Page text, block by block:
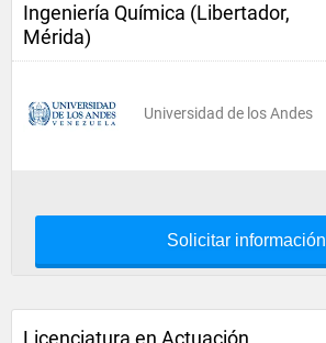
Ingeniería Química (Libertador,
Mérida)
Universidad de los Andes
Solicitar información
Licenciatura en Actuación